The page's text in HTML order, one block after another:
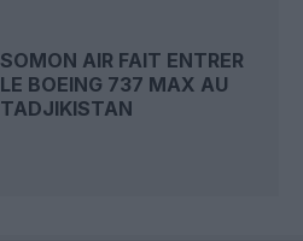
SOMON AIR FAIT ENTRER
LE BOEING 737 MAX AU
TADJIKISTAN